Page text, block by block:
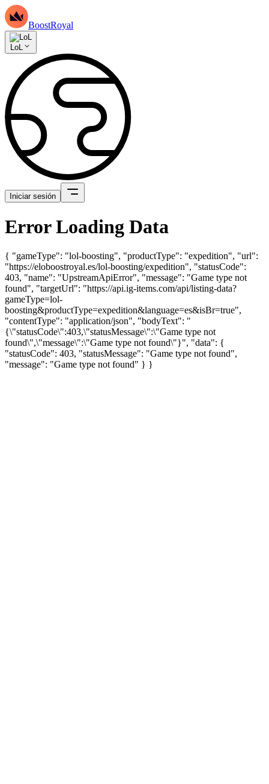
BoostRoyal
LoL
Iniciar sesión
Error Loading Data
{ "gameType": "lol-boosting", "productType": "expedition", "url":
"https://eloboostroyal.es/lol-boosting/expedition", "statusCode":
403, "name": "UpstreamApiError", "message": "Game type not
found", "targetUrl": "https://api.ig-items.com/api/listing-data?
gameType=lol-
boosting&productType=expedition&language=es&isBr=true",
"contentType": "application/json", "bodyText": "
{\"statusCode\":403,\"statusMessage\":\"Game type not
found\",\"message\":\"Game type not found\"}", "data": {
"statusCode": 403, "statusMessage": "Game type not found",
"message": "Game type not found" } }